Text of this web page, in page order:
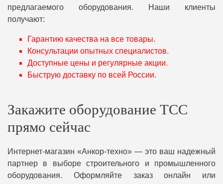
предлагаемого оборудования. Наши клиенты
получают:
Гарантию качества на все товары.
Консультации опытных специалистов.
Доступные цены и регулярные акции.
Быструю доставку по всей России.
Закажите оборудование ТСС
прямо сейчас
Интернет-магазин «Анкор-техно» — это ваш надежный
партнер в выборе строительного и промышленного
оборудования. Оформляйте заказ онлайн или